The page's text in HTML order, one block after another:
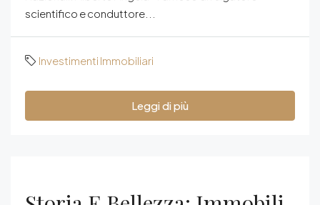
scientifico e conduttore...
Investimenti Immobiliari
Leggi di più